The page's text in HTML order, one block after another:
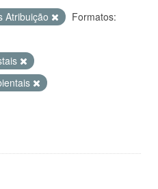
Atribuição
Formatos: